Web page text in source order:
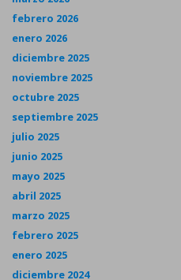
febrero 2026
enero 2026
diciembre 2025
noviembre 2025
octubre 2025
septiembre 2025
julio 2025
junio 2025
mayo 2025
abril 2025
marzo 2025
febrero 2025
enero 2025
diciembre 2024